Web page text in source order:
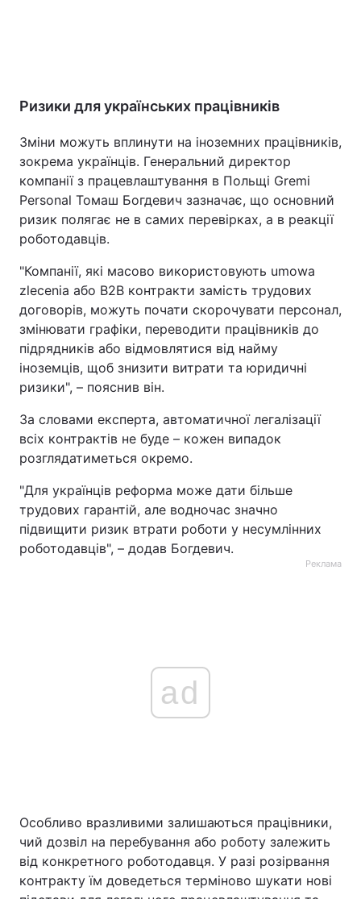
Ризики для українських працівників
Зміни можуть вплинути на іноземних працівників,
зокрема українців. Генеральний директор
компанії з працевлаштування в Польщі Gremi
Personal Томаш Богдевич зазначає, що основний
ризик полягає не в самих перевірках, а в реакції
роботодавців.
"Компанії, які масово використовують umowa
zlecenia або B2B контракти замість трудових
договорів, можуть почати скорочувати персонал,
змінювати графіки, переводити працівників до
підрядників або відмовлятися від найму
іноземців, щоб знизити витрати та юридичні
ризики", – пояснив він.
За словами експерта, автоматичної легалізації
всіх контрактів не буде – кожен випадок
розглядатиметься окремо.
"Для українців реформа може дати більше
трудових гарантій, але водночас значно
підвищити ризик втрати роботи у несумлінних
роботодавців", – додав Богдевич.
Реклама
ad
Особливо вразливими залишаються працівники,
чий дозвіл на перебування або роботу залежить
від конкретного роботодавця. У разі розірвання
контракту їм доведеться терміново шукати нові